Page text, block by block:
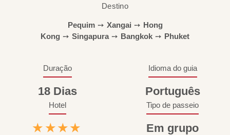
Destino
Pequim ➙ Xangai ➙ Hong
Kong ➙ Singapura ➙ Bangkok ➙ Phuket
Duração
18 Dias
Idioma do guia
Português
Hotel
★★★★
Tipo de passeio
Em grupo